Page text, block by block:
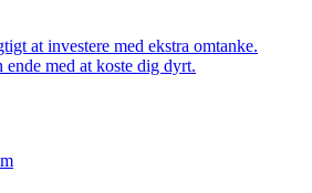
at investere med ekstra omtanke.
med at koste dig dyrt.